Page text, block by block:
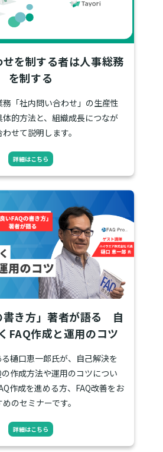
を制する者は人事総務
を制する
務「社内問い合わせ」の生産性
的方法と、組織成長につなが
せて説明します。
詳細はこちら
書き方」著者が語る 自
FAQ作成と運用のコツ
樋口恵一郎氏が、自己解決を
作成方法や運用のコツについ
作成を進める方、FAQ改善をお
のセミナーです。
詳細はこちら